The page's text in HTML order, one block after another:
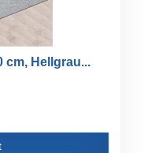
cm, Hellgrau...